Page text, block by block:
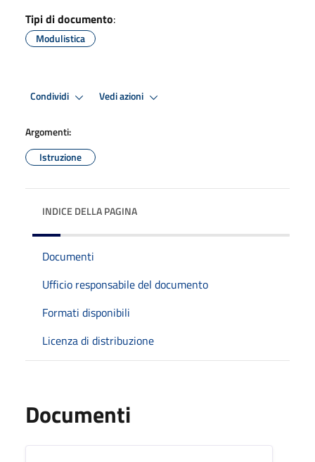
Tipi di documento:
Modulistica
Condividi Vedi azioni
Argomenti:
Istruzione
INDICE DELLA PAGINA
Documenti
Ufficio responsabile del documento
Formati disponibili
Licenza di distribuzione
Documenti